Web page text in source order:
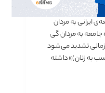
ایرانی به مردان
به مردان گی
زمانی تشدید می‌شود
به زنان)» داشته